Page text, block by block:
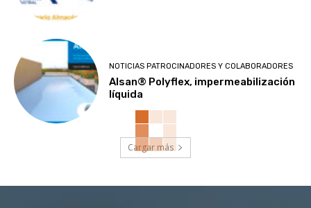
NOTICIAS PATROCINADORES Y COLABORADORES
Alsan® Polyflex, impermeabilización
líquida
Cargar más